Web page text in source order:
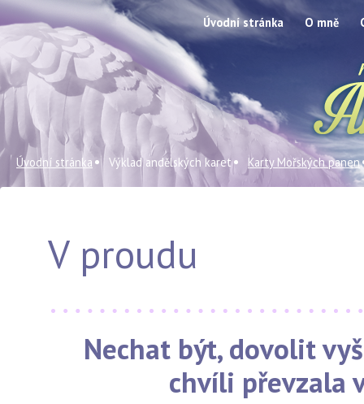
Úvodní stránka O mně
Úvodní stránka Výklad andělských karet Karty Mořských panen
V proudu
Nechat být, dovolit
chvíli převzala